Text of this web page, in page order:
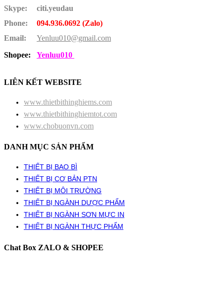
Skype:
citi.yeudau
Phone:
094.936.0692 (Zalo)
Email:
Yenluu010@gmail.com
Shopee:
Yenluu010
LIÊN KẾT WEBSITE
www.thietbithinghiems.com
www.thietbithinghiemtot.com
www.chobuonvn.com
DANH MỤC SẢN PHẨM
THIẾT BỊ BAO BÌ
THIẾT BỊ CƠ BẢN PTN
THIẾT BỊ MÔI TRƯỜNG
THIẾT BỊ NGÀNH DƯỢC PHẨM
THIẾT BỊ NGÀNH SƠN MỰC IN
THIẾT BỊ NGÀNH THỰC PHẨM
Chat Box ZALO & SHOPEE